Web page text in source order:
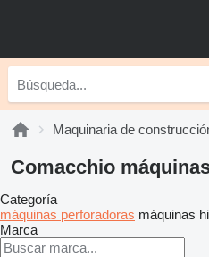
Maquinaria de
Comacchio
Categoría
máquinas perforadoras máquinas
Marca